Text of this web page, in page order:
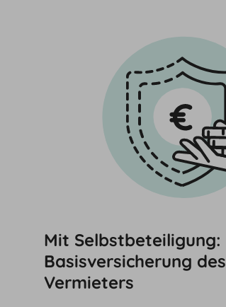
Mit Selbstbeteiligung:
Basisversicherung des
Vermieters